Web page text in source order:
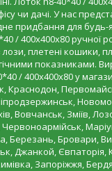
чи дачі. У нас
придбання для
/ 400х400х80 ручної
плетені кошики,
показниками.
/ 400х400х80 у
Краснодон,
Вовчанськ, Зміїв,
Березань, Бровари,
Джанкой,
Запоріжжя,